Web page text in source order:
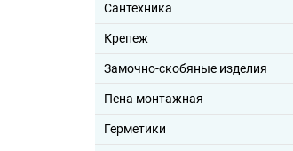
Сантехника
Крепеж
Замочно-скобяные изделия
Пена монтажная
Герметики